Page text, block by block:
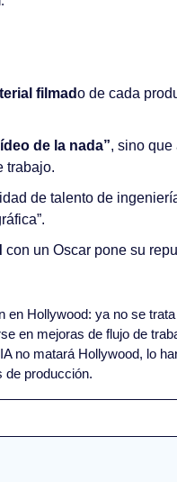
filmado de cada
de la nada”, sino que
trabajo.
de talento de
con un Oscar pone su
Hollywood: ya no se
en mejoras de flujo de
no matará Hollywood, lo
de producción.